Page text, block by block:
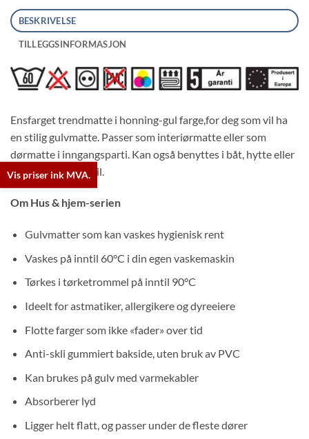
BESKRIVELSE
TILLEGGSINFORMASJON
Ensfarget trendmatte i honning-gul farge,for deg som vil ha
en stilig gulvmatte. Passer som interiørmatte eller som
dørmatte i inngangsparti. Kan også benyttes i båt, hytte eller
campingvogn/bobil.
Om Hus & hjem-serien
Gulvmatter som kan vaskes hygienisk rent
Vaskes på inntil 60°C i din egen vaskemaskin
Tørkes i tørketrommel på inntil 90°C
Ideelt for astmatiker, allergikere og dyreeiere
Flotte farger som ikke «fader» over tid
Anti-skli gummiert bakside, uten bruk av PVC
Kan brukes på gulv med varmekabler
Absorberer lyd
Ligger helt flatt, og passer under de fleste dører
Vis priser ink MVA.